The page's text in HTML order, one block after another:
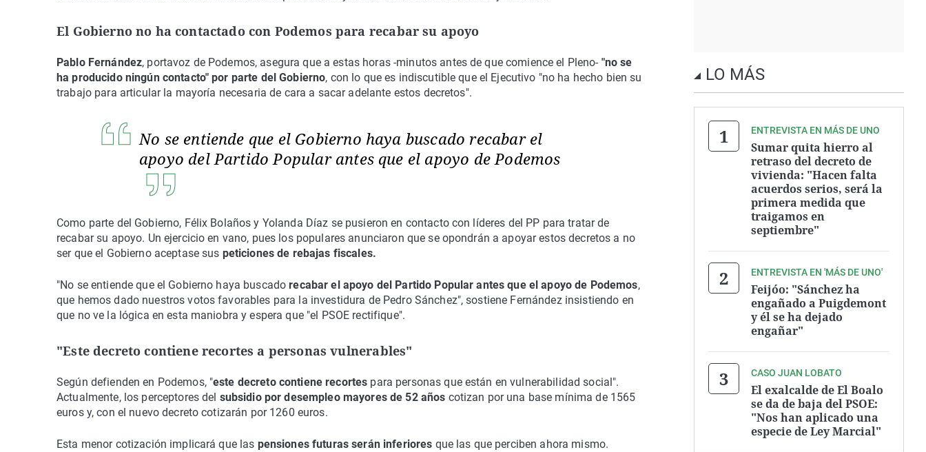
El Gobierno no ha contactado con Podemos para recabar su apoyo
Pablo Fernández, portavoz de Podemos, asegura que a estas horas -minutos antes de que comience el Pleno- "no se
ha producido ningún contacto" por parte del Gobierno, con lo que es indiscutible que el Ejecutivo "no ha hecho bien su
trabajo para articular la mayoría necesaria de cara a sacar adelante estos decretos".
No se entiende que el Gobierno haya buscado recabar el
apoyo del Partido Popular antes que el apoyo de Podemos
Como parte del Gobierno, Félix Bolaños y Yolanda Díaz se pusieron en contacto con líderes del PP para tratar de
recabar su apoyo. Un ejercicio en vano, pues los populares anunciaron que se opondrán a apoyar estos decretos a no
ser que el Gobierno aceptase sus peticiones de rebajas fiscales.
"No se entiende que el Gobierno haya buscadorecabar el apoyo del Partido Popular antes que el apoyo de Podemos,
que hemos dado nuestros votos favorables para la investidura de Pedro Sánchez", sostiene Fernández insistiendo en
que no ve la lógica en esta maniobra y espera que "el PSOE rectifique".
"Este decreto contiene recortes a personas vulnerables"
Según defienden en Podemos, "este decreto contiene recortes para personas que están en vulnerabilidad social".
Actualmente, los perceptores del subsidio por desempleo mayores de 52 años cotizan por una base mínima de 1565
euros y, con el nuevo decreto cotizarán por 1260 euros.
Esta menor cotización implicará que las pensiones futuras serán inferiores que las que perciben ahora mismo.
LO MÁS
ENTREVISTA EN MÁS DE UNO
Sumar quita hierro al
retraso del decreto de
vivienda: "Hacen falta
acuerdos serios, será la
primera medida que
traigamos en
septiembre"
ENTREVISTA EN 'MÁS DE UNO'
Feijóo: "Sánchez ha
engañado a Puigdemont
y él se ha dejado
engañar"
CASO JUAN LOBATO
El exalcalde de El Boalo
se da de baja del PSOE:
"Nos han aplicado una
especie de Ley Marcial"